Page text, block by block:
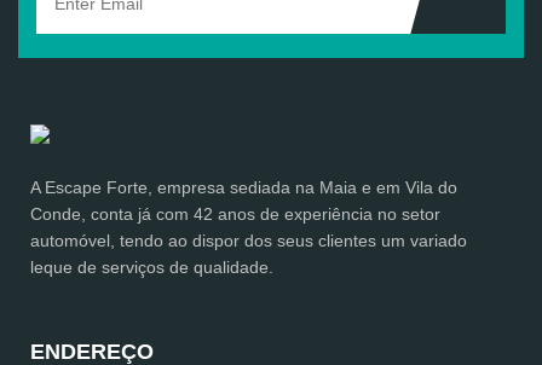
A Escape Forte, empresa sediada na Maia e em Vila do
Conde, conta já com 42 anos de experiência no setor
automóvel, tendo ao dispor dos seus clientes um variado
leque de serviços de qualidade.
ENDEREÇO